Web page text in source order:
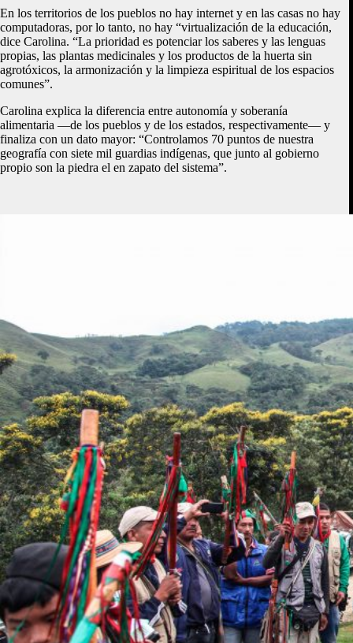
En los territorios de los pueblos no hay internet y en las casas no hay
computadoras, por lo tanto, no hay “virtualización de la educación,
dice Carolina. “La prioridad es potenciar los saberes y las lenguas
propias, las plantas medicinales y los productos de la huerta sin
agrotóxicos, la armonización y la limpieza espiritual de los espacios
comunes”.
Carolina explica la diferencia entre autonomía y soberanía
alimentaria —de los pueblos y de los estados, respectivamente— y
finaliza con un dato mayor: “Controlamos 70 puntos de nuestra
geografía con siete mil guardias indígenas, que junto al gobierno
propio son la piedra el en zapato del sistema”.